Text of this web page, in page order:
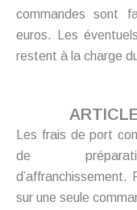
commandes sont
euros. Les
restent à la charge
Les frais de port
de
d’affranchissement.
sur une seule